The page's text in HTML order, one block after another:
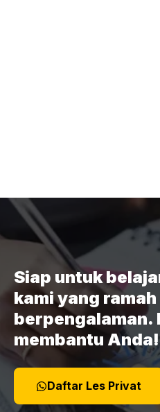
Siap untuk
kami yang ramah
berpengalaman.
membantu Anda!
Daftar Les Privat